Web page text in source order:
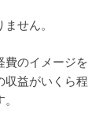
せん。
費のイメージを
収益がいくら程